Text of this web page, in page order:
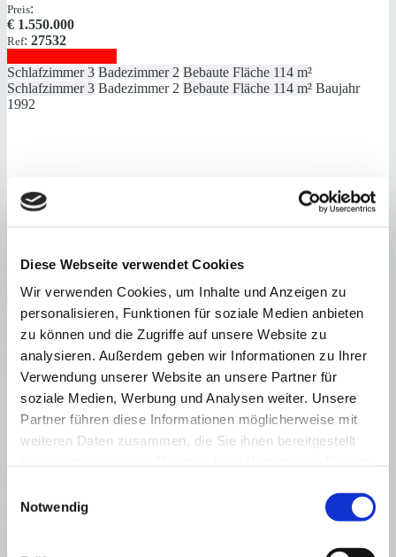
Diese Webseite verwendet Cookies
Wir verwenden Cookies, um Inhalte und Anzeigen zu
personalisieren, Funktionen für soziale Medien anbieten
zu können und die Zugriffe auf unsere Website zu
analysieren. Außerdem geben wir Informationen zu Ihrer
Verwendung unserer Website an unsere Partner für
soziale Medien, Werbung und Analysen weiter. Unsere
Partner führen diese Informationen möglicherweise mit
weiteren Daten zusammen, die Sie ihnen bereitgestellt
Notwendig
Preis:
€ 1.550.000
Ref: 27532
Schlafzimmer 3 Badezimmer 2 Bebaute Fläche 114 m²
Schlafzimmer 3 Badezimmer 2 Bebaute Fläche 114 m² Baujahr
1992
3.900.000
Ref:26992
Immobilie anzeigen
Schlafzimmer 5 Badezimmer 4 Grundstück 1.249 m² Bebaute
Fläche 399 m²
Schlafzimmer
Badezimmer Grundstück 1.249 m²
Bebaute
Fläche 399 m² Heizung Fußbodenheizung Baujahr 1992
Preis: